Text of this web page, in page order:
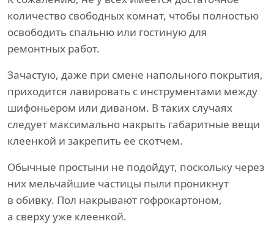
количество свободных комнат, чтобы полностью
освободить спальню или гостиную для
ремонтных работ.
Зачастую, даже при смене напольного покрытия,
приходится лавировать с инструментами между
шифоньером или диваном. В таких случаях
следует максимально накрыть габаритные вещи
клеенкой и закрепить ее скотчем.
Обычные простыни не подойдут, поскольку через
них мельчайшие частицы пыли проникнут
в обивку. Пол накрывают гофрокартоном,
а сверху уже клеенкой.